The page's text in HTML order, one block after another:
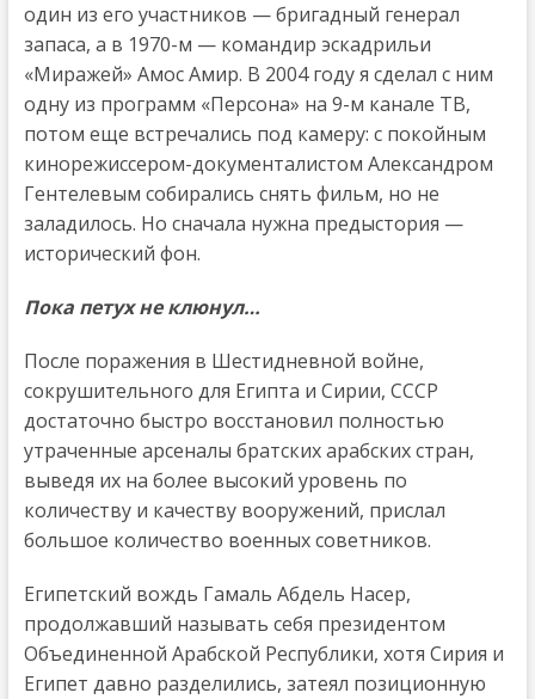
один из его участников — бригадный генерал
запаса, а в 1970-м — командир эскадрильи
«Миражей» Амос Амир. В 2004 году я сделал с ним
одну из программ «Персона» на 9-м канале ТВ,
потом еще встречались под камеру: с покойным
кинорежиссером-документалистом Александром
Гентелевым собирались снять фильм, но не
заладилось. Но сначала нужна предыстория —
исторический фон.
Пока петух не клюнул…
После поражения в Шестидневной войне,
сокрушительного для Египта и Сирии, СССР
достаточно быстро восстановил полностью
утраченные арсеналы братских арабских стран,
выведя их на более высокий уровень по
количеству и качеству вооружений, прислал
большое количество военных советников.
Египетский вождь Гамаль Абдель Насер,
продолжавший называть себя президентом
Объединенной Арабской Республики, хотя Сирия и
Египет давно разделились, затеял позиционную